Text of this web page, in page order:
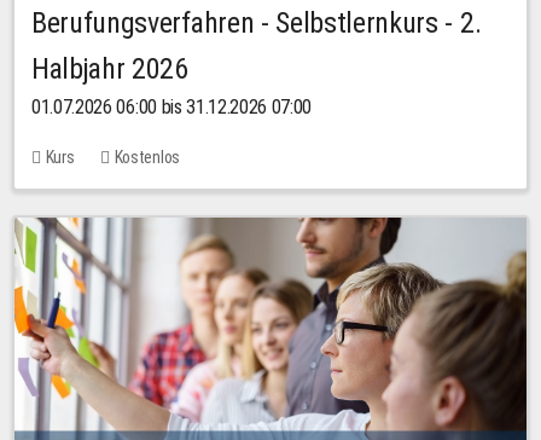
Berufungsverfahren - Selbstlernkurs - 2.
Halbjahr 2026
01.07.2026 06:00 bis 31.12.2026 07:00
Kurs Kostenlos